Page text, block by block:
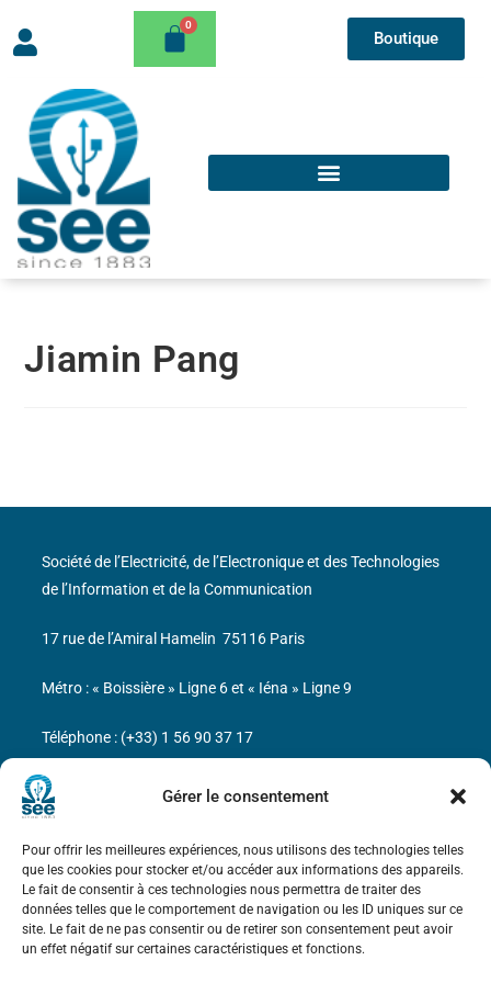
Gérer le consentement
Pour offrir les meilleures expériences, nous utilisons des technologies telles
que les cookies pour stocker et/ou accéder aux informations des appareils.
Le fait de consentir à ces technologies nous permettra de traiter des
données telles que le comportement de navigation ou les ID uniques sur ce
site. Le fait de ne pas consentir ou de retirer son consentement peut avoir
un effet négatif sur certaines caractéristiques et fonctions.
Boutique
Jiamin Pang
Bicentenaire des découvertes d’André-
Marie Ampère
Mentions légales
Société de l’Electricité, de l’Electronique et des Technologies
de l’Information et de la Communication
17 rue de l’Amiral Hamelin 75116 Paris
Métro : « Boissière » Ligne 6 et « Iéna » Ligne 9
Téléphone : (+33) 1 56 90 37 17
N° de SIREN : 785 393 232, Code APE : 9412Z TVA intra-
communautaire : FR44 785 393 232